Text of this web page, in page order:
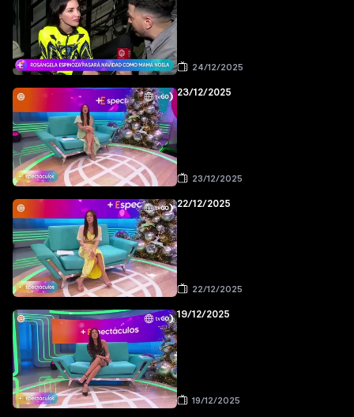
24/12/2025
23/12/2025
23/12/2025
22/12/2025
22/12/2025
19/12/2025
19/12/2025